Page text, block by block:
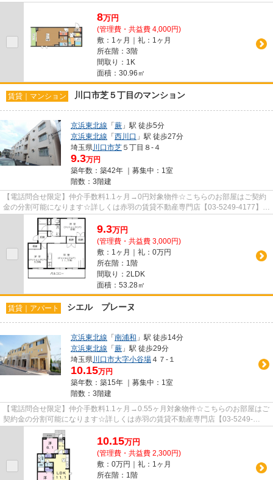
4177】VISION赤羽店までご連絡下さい！！
8万円
(管理費・共益費 4,000円)
敷：1ヶ月｜礼：1ヶ月
所在階：3階
間取り：1K
面積：30.96㎡
賃貸｜マンション 川口市芝５丁目のマンション
京浜東北線 「蕨 」駅 徒歩5分
京浜東北線 「西川口 」駅 徒歩27分
埼玉県川口市芝 ５丁目８-４
9.3万円
築年数：築42年 ｜募集中： 1室
階数：3階建
【電話問合せ限定】仲介手数料1.1ヶ月→0円対象物件☆こちらのお部屋はご契約
金の分割可能になります☆詳しくは赤羽の賃貸不動産専門店【03-5249-4177】
VISION赤羽店までご連絡下さい！！
9.3万円
(管理費・共益費 3,000円)
敷：1ヶ月｜礼：0万円
所在階：1階
間取り：2LDK
面積：53.28㎡
賃貸｜アパート シエル プレーヌ
京浜東北線 「南浦和 」駅 徒歩14分
京浜東北線 「蕨 」駅 徒歩29分
埼玉県川口市大字小谷場４７-１
10.15万円
築年数：築15年 ｜募集中： 1室
階数：3階建
【電話問合せ限定】仲介手数料1.1ヶ月→0.55ヶ月対象物件☆こちらのお部屋はご
契約金の分割可能になります☆詳しくは赤羽の賃貸不動産専門店【03-5249-
4177】VISION赤羽店までご連絡下さ...
10.15万円
(管理費・共益費 2,300円)
敷：0万円｜礼：1ヶ月
所在階：1階